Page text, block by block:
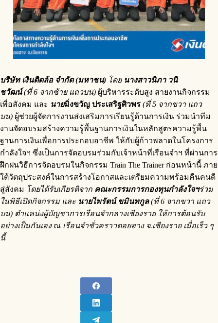
บริษัท เงินติดล้อ จำกัด (มหาชน) โดย นางสาวนิภา วนิ
ชวัฒน์ (ที่6 จากซ้าย แถวบน) ผู้บริหารระดับสูง สายงานกิจกรรม
เพื่อสังคม และ นายมิ่งขวัญ ประเสริฐศิวพร (ที่5 จากขวา แถว
บน) ผู้ช่วยผู้จัดการงานส่งเสริมการเรียนรู้ด้านการเงิน ร่วมนำทีม
งานจัดอบรมสร้างความรู้พื้นฐานการเงินในหลักสูตรความรู้พื้น
ฐานการเงินเพื่อการประกอบอาชีพ ให้กับผู้ก้าวพลาดในโครงการ
กำลังใจฯ ซึ่งเป็นการจัดอบรมร่วมกับเจ้าหน้าที่เรือนจำฯ ที่ผ่านการ
ฝึกฝนวิธีการจัดอบรมในกิจกรรม Train The Trainer ก่อนหน้านี้ ภาย
ใต้วัตถุประสงค์ในการสร้างโอกาสและเตรียมความพร้อมคืนคนดี
สู่สังคม โดยได้รับเกียรติจาก คณะกรรมการกองทุนกำลังใจฯร่วม
ในพิธีเปิดกิจกรรม และ นายไพรัตน์ ขมินทกูล(ที่6 จากขวา แถว
บน) ตำแหน่งผู้บัญชาการเรือนจำกลางเชียงราย ให้การต้อนรับ
อย่างเป็นกันเอง ณ เรือนจำชั่วคราวดอยฮาง จ.เชียงราย เมื่อเร็ว ๆ
นี้